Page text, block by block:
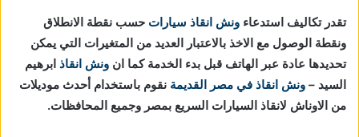
تقدر تكاليف استدعاء ونش انقاذ سيارات حسب نقطة الانطلاق
ونقطة الوصول مع الاخذ بالاعتبار العديد من المتغيرات التي يمكن
تحديدها عادة عبر الهاتف قبل بدء الخدمة كما ان ونش انقاذ ابرهيم
السيد – ونش انقاذ في مصر القديمة نقوم باستخدام أحدث موديلات
من الاوناش لانقاذ السيارات السريع بمصر وجميع المحافظات.